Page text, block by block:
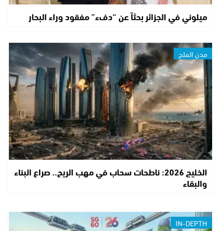
ميلوني في الجزائر بحثاً عن “دفء” مفقود وراء البحار
مدن الملح
الخليج 2026: ناطحات سحاب في مهب الريح.. صراع البناء
والبقاء
IN-DEPTH